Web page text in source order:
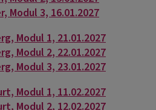
Modul 3, 16.01.2027
Modul 1, 21.01.2027
Modul 2, 22.01.2027
Modul 3, 23.01.2027
Modul 1, 11.02.2027
Modul 2, 12.02.2027